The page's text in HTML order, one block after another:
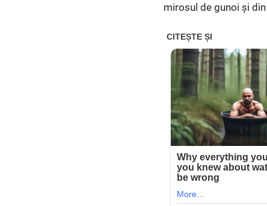
mirosul de gunoi și